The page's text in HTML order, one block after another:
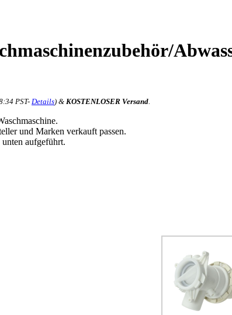
PST- Details) & KOSTENLOSER Versand.
und Marken verkauft passen.
aufgeführt.